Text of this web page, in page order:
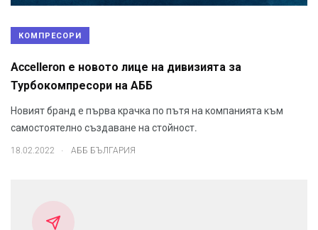
КОМПРЕСОРИ
Accelleron е новото лице на дивизията за
Турбокомпресори на АББ
Новият бранд е първа крачка по пътя на компанията към
самостоятелно създаване на стойност.
18.02.2022 . АББ БЪЛГАРИЯ